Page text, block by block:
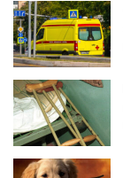
т
о
р
ы
н
о
в
о